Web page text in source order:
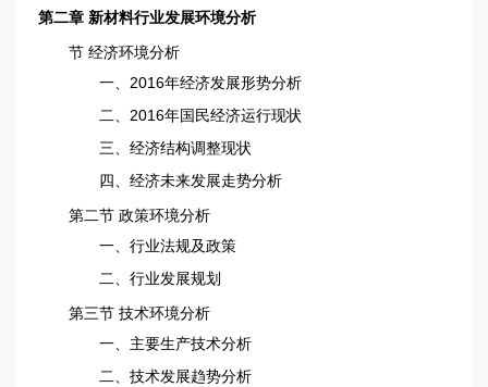
第二章 新材料行业发展环境分析
节 经济环境分析
一、2016年经济发展形势分析
二、2016年国民经济运行现状
三、经济结构调整现状
四、经济未来发展走势分析
第二节 政策环境分析
一、行业法规及政策
二、行业发展规划
第三节 技术环境分析
一、主要生产技术分析
二、技术发展趋势分析